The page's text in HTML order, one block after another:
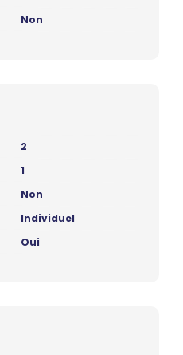
Non
2
1
Non
Individuel
Oui